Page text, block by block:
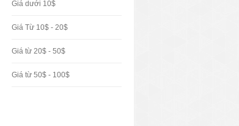
Giá dưới 10$
Giá Từ 10$ - 20$
Giá từ 20$ - 50$
Giá từ 50$ - 100$